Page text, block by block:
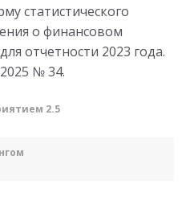
статистического
о финансовом
отчетности 2023 года.
№ 34.
2.5